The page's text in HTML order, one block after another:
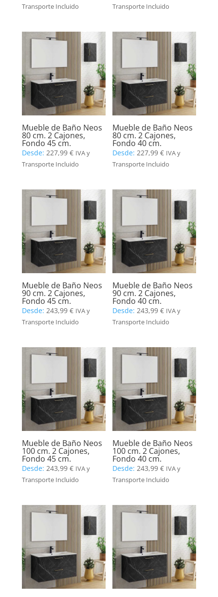
Transporte Incluido
Transporte Incluido
Mueble de Baño Neos
80 cm. 2 Cajones,
Fondo 45 cm.
Desde: 227,99 € IVA y
Transporte Incluido
Mueble de Baño Neos
80 cm. 2 Cajones,
Fondo 40 cm.
Desde:227,99€ IVA y
Transporte Incluido
Mueble de Baño Neos
90 cm. 2 Cajones,
Fondo 45 cm.
Desde: 243,99 € IVA y
Transporte Incluido
Mueble de Baño Neos
90 cm. 2 Cajones,
Fondo 40 cm.
Desde:243,99€ IVA y
Transporte Incluido
Mueble de Baño Neos
100 cm. 2 Cajones,
Fondo 45 cm.
Desde: 243,99 € IVA y
Transporte Incluido
Mueble de Baño Neos
100 cm. 2 Cajones,
Fondo 40 cm.
Desde:243,99€ IVA y
Transporte Incluido